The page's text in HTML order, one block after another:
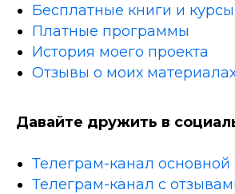
Бесплатные книги и курсы
Платные программы
История моего проекта
Отзывы о моих
Давайте дружить в
Телеграм-канал основной
Телеграм-канал с